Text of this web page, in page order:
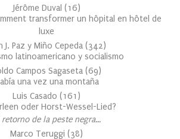
Jérôme Duval (16)
transformer un hôpital en hôtel de
luxe
J. Paz y Miño Cepeda (342)
latinoamericano y socialismo
Campos Sagaseta (69)
una vez una montaña
Luis Casado (161 )
oder Horst-Wessel-Lied?
retorno de la peste negra…
Marco Teruggi (38)